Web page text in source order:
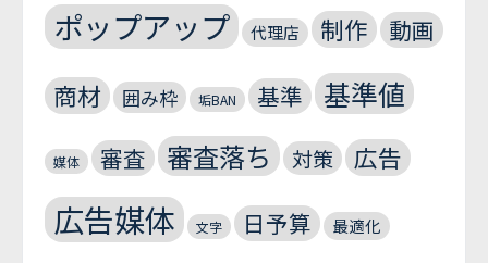
ポップアップ 代理店 制作 動画
商材 囲み枠 垢BAN 基準 基準値
媒体 審査 審査落ち 対策 広告
広告媒体 文字 日予算 最適化